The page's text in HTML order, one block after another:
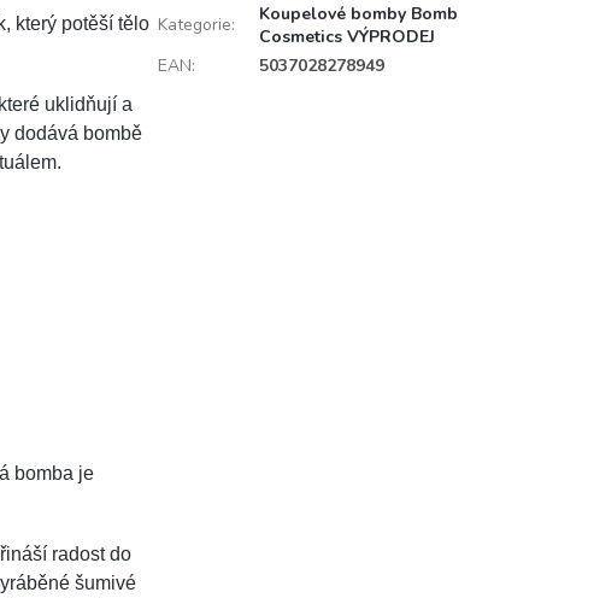
který potěší tělo
uklidňují a
dodává bombě
bomba je
radost do
šumivé
Kategorie:
Koupelové bomby Bomb
Cosmetics VÝPRODEJ
EAN: 5037028278949